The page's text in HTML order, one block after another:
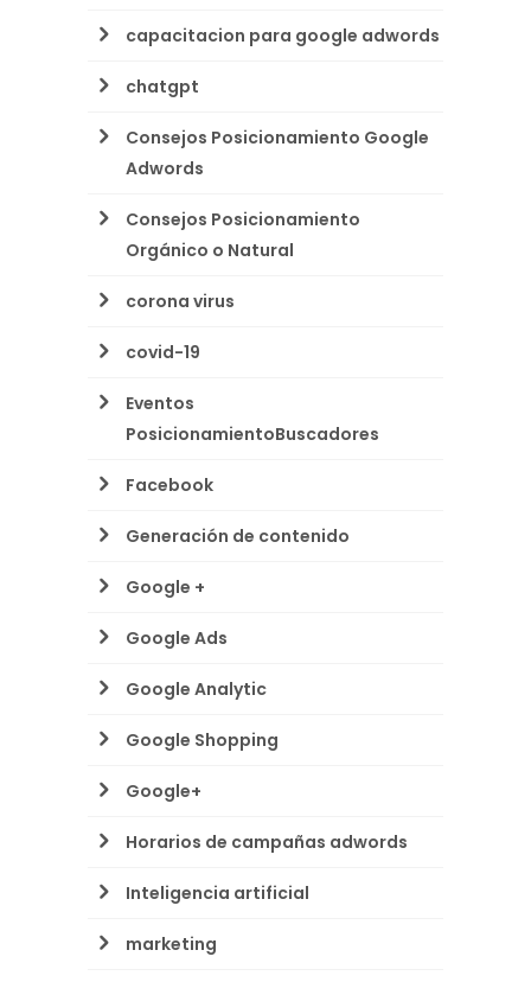
capacitacion para google adwords
chatgpt
Consejos Posicionamiento Google
Adwords
Consejos Posicionamiento
Orgánico o Natural
corona virus
covid-19
Eventos
PosicionamientoBuscadores
Facebook
Generación de contenido
Google +
Google Ads
Google Analytic
Google Shopping
Google+
Horarios de campañas adwords
Inteligencia artificial
marketing